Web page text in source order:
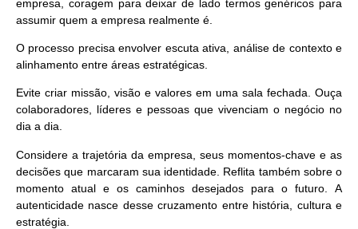
empresa, coragem para deixar de lado termos genéricos para
assumir quem a empresa realmente é.
O processo precisa envolver escuta ativa, análise de contextoe
alinhamento entre áreas estratégicas.
Evite criar missão, visão e valores em uma sala fechada. Ouça
colaboradores, líderes e pessoas que vivenciam o negócio no
dia a dia.
Considere a trajetória da empresa, seus momentos-chave e as
decisões que marcaram sua identidade. Reflita também sobre o
momento atual e os caminhos desejados para o futuro. A
autenticidade nasce desse cruzamento entre história, cultura e
estratégia.